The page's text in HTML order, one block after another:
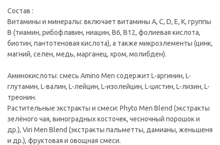
Состав :
Витамины и минералы: включает витамины A, C, D, E, K, группы
B (тиамин, рибофлавин, ниацин, B6, B12, фолиевая кислота,
биотин, пантотеновая кислота), а также микроэлементы (цинк,
магний, селен, медь, марганец, хром, молибден).
Аминокислоты: смесь Amino Men содержит L-аргинин, L-
глутамин, L-валин, L-лейцин, L-изолейцин, L-цистин, L-лизин, L-
треонин.
Растительные экстракты и смеси: Phyto Men Blend (экстракты
зелёного чая, виноградных косточек, чесночный порошок и
др.), Viri Men Blend (экстракты пальметты, дамианы, женьшеня
и др.), фруктовая и овощная смеси.